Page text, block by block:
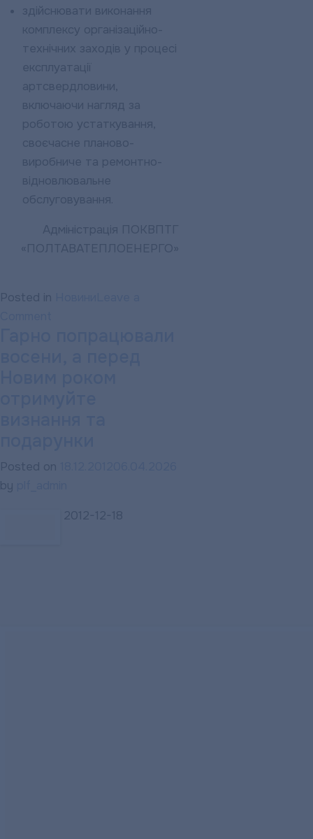
здійснювати виконання
комплексу організаційно-
технічних заходів у процесі
експлуатації
артсвердловини,
включаючи нагляд за
роботою устаткування,
своєчасне планово-
виробниче та ремонтно-
відновлювальне
обслуговування.
Адміністрація ПОКВПТГ
«ПОЛТАВАТЕПЛОЕНЕРГО»
Posted in
Posted on
by
2012-12-18